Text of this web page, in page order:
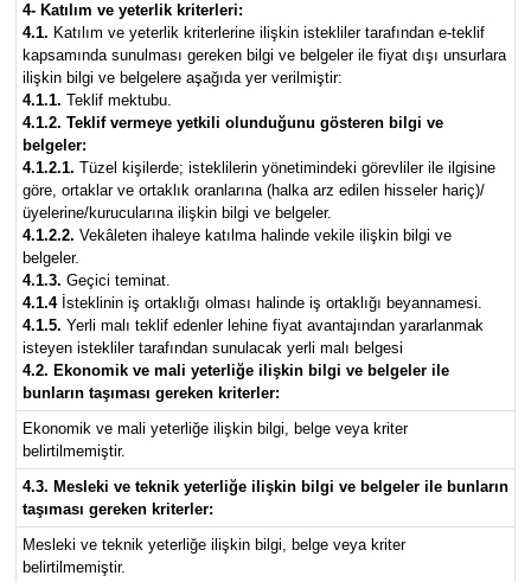
4- Katılım ve yeterlik kriterleri:
4.1. Katılım ve yeterlik kriterlerine ilişkin istekliler tarafından e-teklif
kapsamında sunulması gereken bilgi ve belgeler ile fiyat dışı unsurlara
ilişkin bilgi ve belgelere aşağıda yer verilmiştir:
4.1.1. Teklif mektubu.
4.1.2. Teklif vermeye yetkili olunduğunu gösteren bilgi ve
belgeler:
4.1.2.1. Tüzel kişilerde; isteklilerin yönetimindeki görevliler ile ilgisine
göre, ortaklar ve ortaklık oranlarına (halka arz edilen hisseler hariç)/
üyelerine/kurucularına ilişkin bilgi ve belgeler.
4.1.2.2. Vekâleten ihaleye katılma halinde vekile ilişkin bilgi ve
belgeler.
4.1.3. Geçici teminat.
4.1.4İsteklinin iş ortaklığı olması halinde iş ortaklığı beyannamesi.
4.1.5. Yerli malı teklif edenler lehine fiyat avantajından yararlanmak
isteyen istekliler tarafından sunulacak yerli malı belgesi
4.2. Ekonomik ve mali yeterliğe ilişkin bilgi ve belgeler ile
bunların taşıması gereken kriterler:
Ekonomik ve mali yeterliğe ilişkin bilgi, belge veya kriter
belirtilmemiştir.
4.3. Mesleki ve teknik yeterliğe ilişkin bilgi ve belgeler ile bunların
taşıması gereken kriterler:
Mesleki ve teknik yeterliğe ilişkin bilgi, belge veya kriter
belirtilmemiştir.
Resmi İlan
Resmi Reklam
Sağlık
Siyaset
Spor
Sungurlu Haberleri
Turizm
Uğurludağ Haberleri
Yaşam
Yayla Haber